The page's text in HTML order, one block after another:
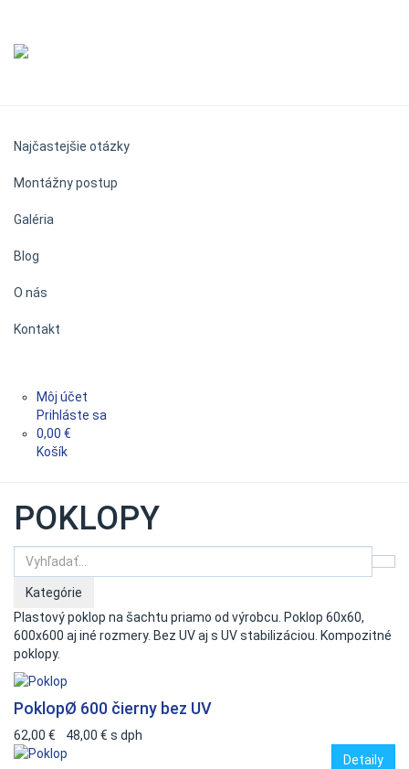
Najčastejšie otázky
Montážny postup
Galéria
Blog
O nás
Kontakt
Môj účet
Prihláste sa
0,00 €
Košík
POKLOPY
Kategórie
Plastový poklop na šachtu priamo od výrobcu. Poklop 60x60,
600x600 aj iné rozmery. Bez UV aj s UV stabilizáciou. Kompozitné
poklopy.
PoklopØ 600 čierny bez UV
62,00 € 48,00 € s dph
Detaily